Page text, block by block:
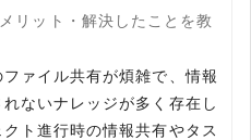
リット・解決したことを教
ァイル共有が煩雑で、情報
ないナレッジが多く存在し
ト進行時の情報共有やタス